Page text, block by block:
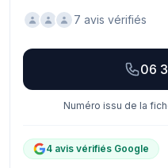
7 avis vérifiés
06
Numéro issu de la
4 avis vérifiés Google